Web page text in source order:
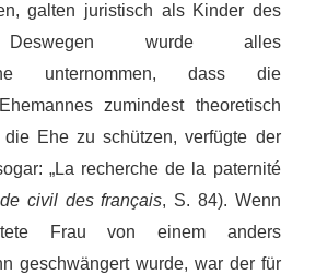
galten juristisch als Kinder des
Deswegen wurde alles
unternommen, dass die
zumindest theoretisch
Ehe zu schützen, verfügte der
„La recherche de la paternité
civil des français, S. 84). Wenn
Frau von einem anders
geschwängert wurde, war der für